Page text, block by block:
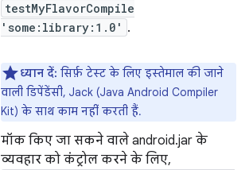
testMyFlavorCompile
'some:library:1.0' .
ध्यान दें: सिर्फ़ टेस्ट के लिए इस्तेमाल की जाने
वाली डिपेंडेंसी, Jack (Java Android Compiler
Kit) के साथ काम नहीं करती हैं.
मॉक किए जा सकने वाले android.jar के
व्यवहार को कंट्रोल करने के लिए,